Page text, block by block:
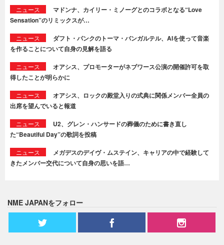
ニュース
マドンナ、カイリー・ミノーグとのコラボとなる“Love
Sensation”のリミックスが…
ニュース
ダフト・パンクのトーマ・バンガルテル、AIを使って音楽
を作ることについて自身の見解を語る
ニュース
オアシス、プロモーターがネブワース公演の開催許可を取
得したことが明らかに
ニュース
オアシス、ロックの殿堂入りの式典に関係メンバー全員の
出席を望んでいると報道
ニュース
U2、グレン・ハンサードの葬儀のために書き直し
た“Beautiful Day”の歌詞を投稿
ニュース
メガデスのデイヴ・ムステイン、キャリアの中で経験して
きたメンバー交代について自身の思いを語…
NME JAPANをフォロー